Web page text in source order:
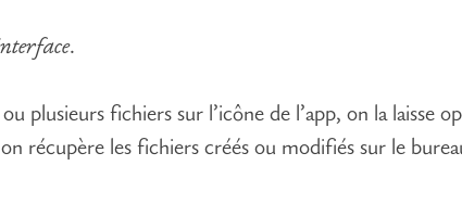
.
plusieurs fichiers sur l’icône de l’app, on la laisse
récupère les fichiers créés ou modifiés sur le